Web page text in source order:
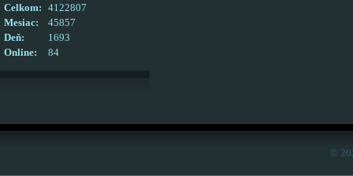
Online: 84
Celkom:
4122807
Mesiac:
45857
Deň:
1693
©